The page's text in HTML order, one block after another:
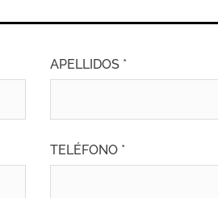
APELLIDOS *
TELÉFONO *